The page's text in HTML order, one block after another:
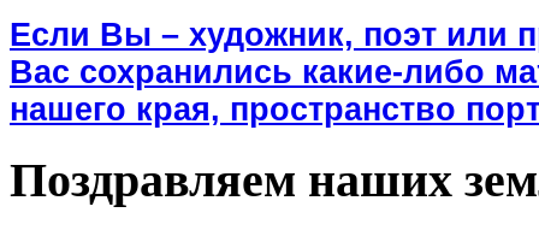
Если Вы – художник, поэт или
Вас сохранились какие-либо
нашего края, пространство
Поздравляем наших